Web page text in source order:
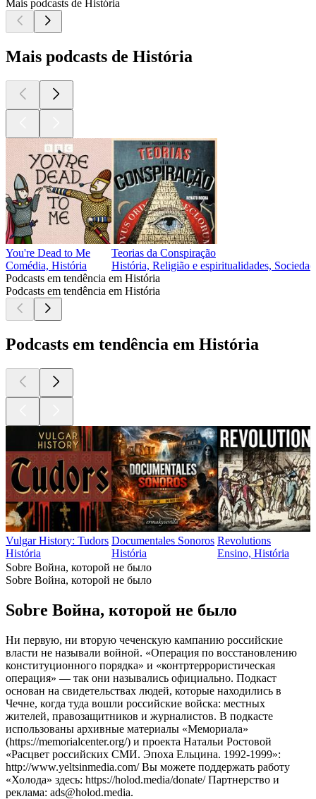
Mais podcasts de História
Mais podcasts de História
You're Dead to Me
Comédia, História
Teorias da Conspiração
História, Religião e espiritualidades,
Podcasts em tendência em História
Podcasts em tendência em História
Podcasts em tendência em História
Vulgar History: Tudors
História
Documentales Sonoros
História
Revolutions
Ensino, História
Sobre Война, которой не было
Sobre Война, которой не было
Sobre Война, которой не было
Ни первую, ни вторую чеченскую кампанию российские
власти не называли войной. «Операция по восстановлению
конституционного порядка» и «контртеррористическая
операция» — так они назывались официально. Подкаст
основан на свидетельствах людей, которые находились в
Чечне, когда туда вошли российские войска: местных
жителей, правозащитников и журналистов. В подкасте
использованы архивные материалы «Мемориала»
(https://memorialcenter.org/) и проекта Натальи Ростовой
«Расцвет российских СМИ. Эпоха Ельцина. 1992-1999»:
http://www.yeltsinmedia.com/ Вы можете поддержать работу
«Холода» здесь: https://holod.media/donate/ Партнерство и
реклама: ads@holod.media.